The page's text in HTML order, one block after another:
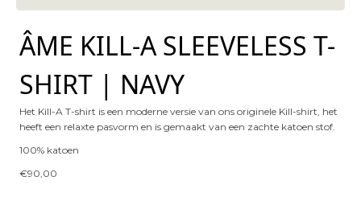
ÂME KILL-A SLEEVELESS T-
SHIRT | NAVY
Het Kill-A T-shirt is een moderne versie van ons originele Kill-shirt, het
heeft een relaxte pasvorm en is gemaakt van een zachte katoen stof.
100% katoen
€90,00